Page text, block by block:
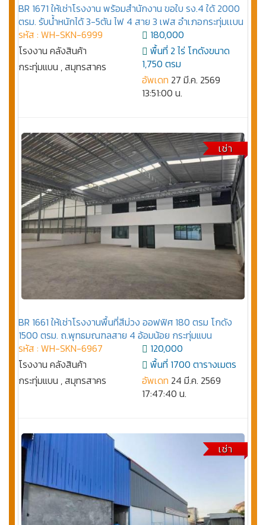
BR 1671 ให้เช่าโรงงาน พร้อมสำนักงาน ขอใบ รง.4 ใด้ 2000
ตรม. รับนํ้าหนักได้ 3-5ตัน ไฟ 4 สาย 3 เฟส อําเภอกระทุ่มเเบน
รหัส : WH-SKN-6999
โรงงาน คลังสินค้า
กระทุ่มแบน , สมุทรสาคร
180,000
พื้นที่ 2 ไร่ โกดังขนาด
1,750 ตรม
อัพเดท 27 มี.ค. 2569
13:51:00 น.
เช่า
BR 1661 ให้เช่าโรงงานพื้นที่สีม่วง ออฟฟิศ 180 ตรม โกดัง
1500 ตรม. ถ.พุทธมณฑลสาย 4 อ้อมน้อย กระทุ่มแบน
รหัส : WH-SKN-6967
โรงงาน คลังสินค้า
กระทุ่มแบน , สมุทรสาคร
120,000
พื้นที่ 1700 ตารางเมตร
อัพเดท 24 มี.ค. 2569
17:47:40 น.
เช่า